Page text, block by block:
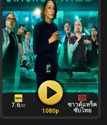
7.6/10
ซาวด์แทร็ค
ซับไทย
1080p